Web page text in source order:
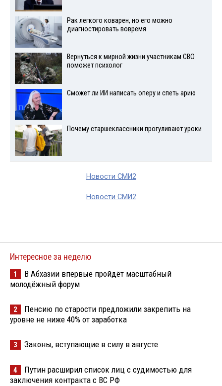
Рак легкого коварен, но его можно
диагностировать вовремя
Вернуться к мирной жизни участникам СВО
поможет психолог
Сможет ли ИИ написать оперу и спеть арию
Почему старшеклассники прогуливают уроки
Новости СМИ2
Новости СМИ2
Интересное за неделю
1
В Абхазии впервые пройдёт масштабный
молодёжный форум
2
Пенсию по старости предложили закрепить на
уровне не ниже 40% от заработка
3 Законы, вступающие в силу в августе
4
Путин расширил список лиц с судимостью для
заключения контракта с ВС РФ